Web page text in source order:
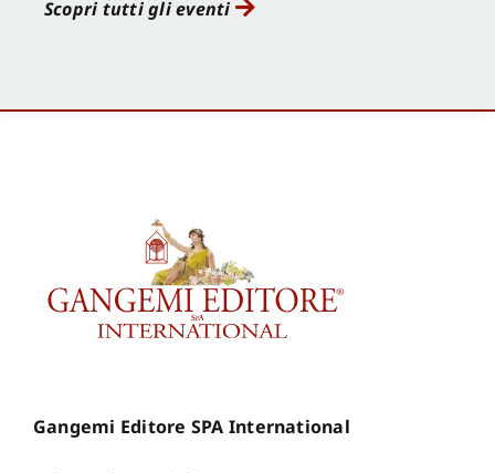
Scopri tutti gli eventi
Gangemi Editore SPA International